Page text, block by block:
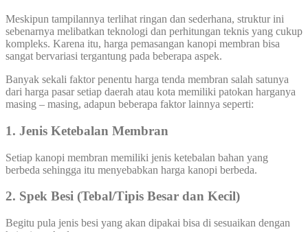
Meskipun tampilannya terlihat ringan dan sederhana, struktur ini
sebenarnya melibatkan teknologi dan perhitungan teknis yang cukup
kompleks. Karena itu, harga pemasangan kanopi membran bisa
sangat bervariasi tergantung pada beberapa aspek.
Banyak sekali faktor penentu harga tenda membran salah satunya
dari harga pasar setiap daerah atau kota memiliki patokan harganya
masing – masing, adapun beberapa faktor lainnya seperti:
1. Jenis Ketebalan Membran
Setiap kanopi membran memiliki jenis ketebalan bahan yang
berbeda sehingga itu menyebabkan harga kanopi berbeda.
2. Spek Besi (Tebal/Tipis Besar dan Kecil)
Begitu pula jenis besi yang akan dipakai bisa di sesuaikan dengan